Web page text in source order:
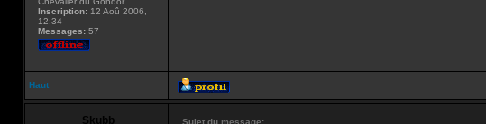
Inscription: 12 Aoû 2006,
12:34
Messages: 57
Haut
Skubb Sujet du message: